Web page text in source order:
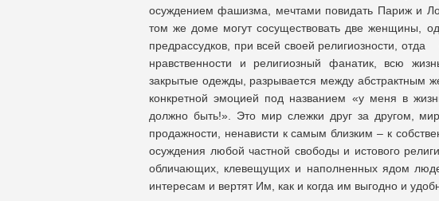
осуждением фашизма, мечтами повидать Париж и
том же доме могут сосуществовать две женщины,
предрассудков, при всей своей религиозности,
нравственности и религиозный фанатик, всю
закрытые одежды, разрывается между абстрактным
конкретной эмоцией под названием «у меня в
должно быть!». Это мир слежки друг за другом,
продажности, ненависти к самым близким – к
осуждения любой частной свободы и истового
обличающих, клевещущих и наполненных ядом
интересам и вертят Им, как и когда им выгодно и